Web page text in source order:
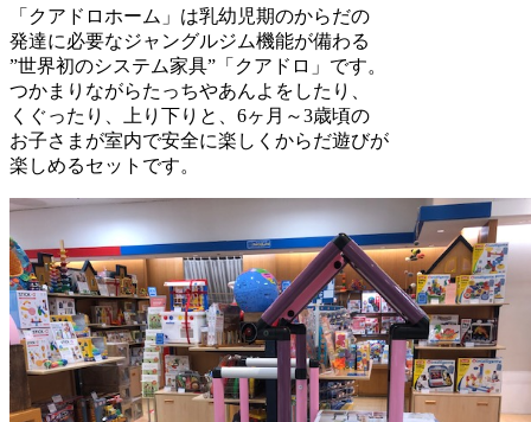
「クアドロホーム」は乳幼児期のからだの
発達に必要なジャングルジム機能が備わる
”世界初のシステム家具”「クアドロ」です。
つかまりながらたっちやあんよをしたり、
くぐったり、上り下りと、6ヶ月～3歳頃の
お子さまが室内で安全に楽しくからだ遊びが
楽しめるセットです。